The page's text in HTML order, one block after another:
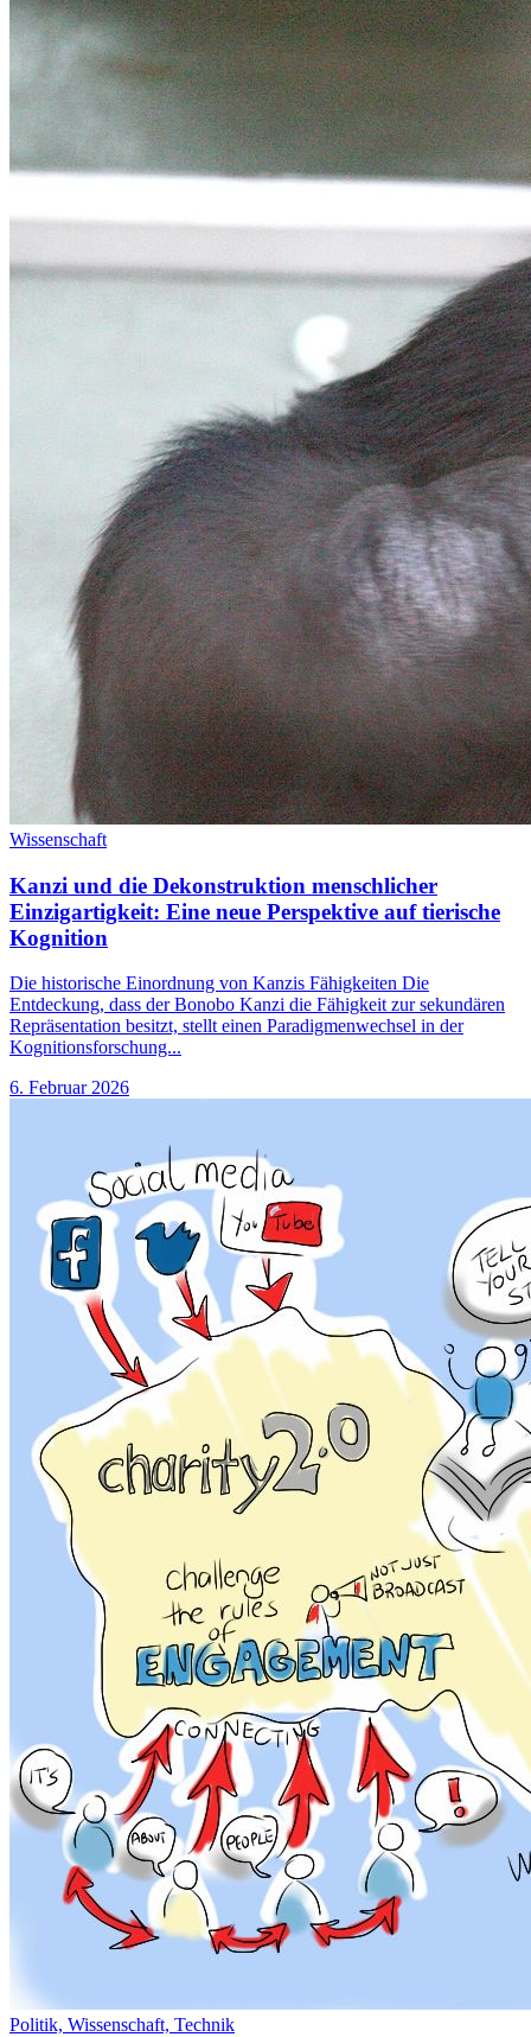
Wissenschaft
Kanzi und die Dekonstruktion menschlicher
Einzigartigkeit: Eine neue Perspektive auf tierische
Kognition
Die historische Einordnung von Kanzis Fähigkeiten Die
Entdeckung, dass der Bonobo Kanzi die Fähigkeit zur sekundären
Repräsentation besitzt, stellt einen Paradigmenwechsel in der
Kognitionsforschung...
6. Februar 2026
Politik, Wissenschaft, Technik